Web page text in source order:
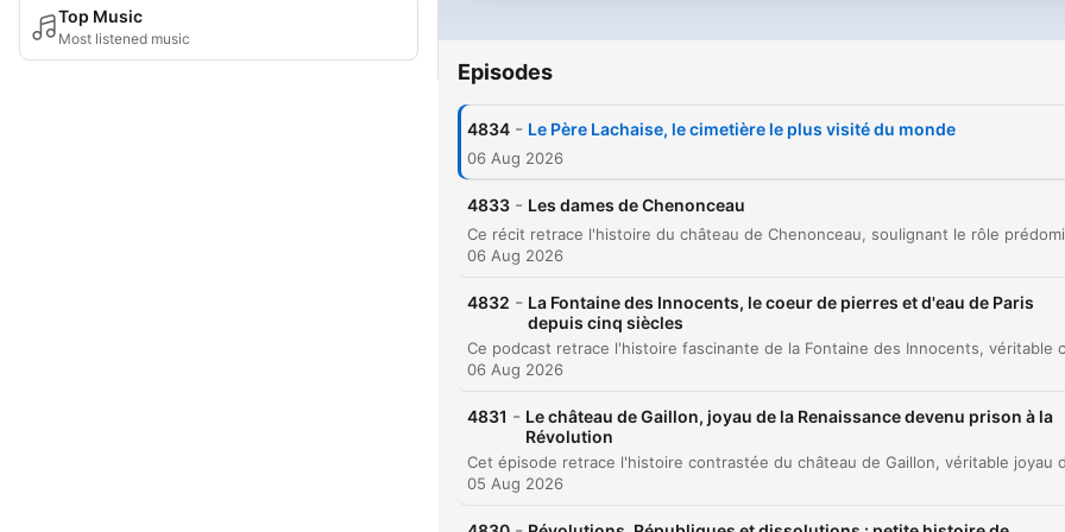
Top Music
Most listened music
Episodes
4834 - Le Père Lachaise, le cimetière le plus visité du monde
06 Aug 2026
4833 - Les dames de Chenonceau
06 Aug 2026
4832 - La Fontaine des Innocents, le coeur de pierres et d'eau de Paris
depuis cinq siècles
06 Aug 2026
4831 - Le château de Gaillon, joyau de la Renaissance devenu prison à la
Révolution
05 Aug 2026